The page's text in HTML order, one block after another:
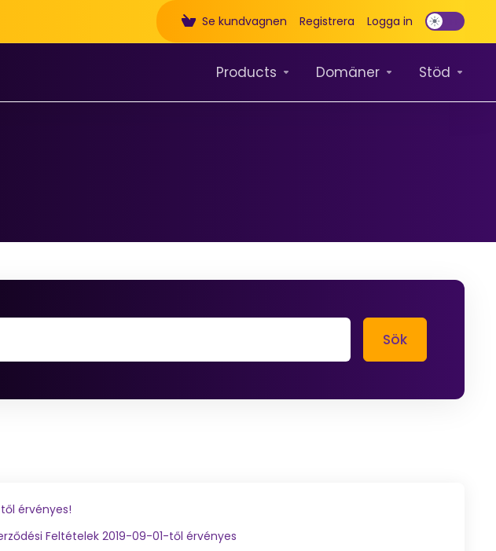
Se kundvagnen Registrera Logga in
Products Domäner Stöd
Sök
érvényes!
Feltételek 2019-09-01-től érvényes